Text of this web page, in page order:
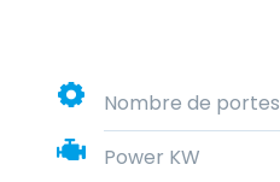
Nombre de portes
Power KW